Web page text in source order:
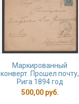
Маркированный
конверт. Прошел почту,
Рига 1894 год
500,00 руб.